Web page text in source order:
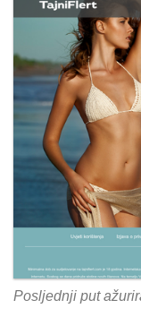
Posljednji put